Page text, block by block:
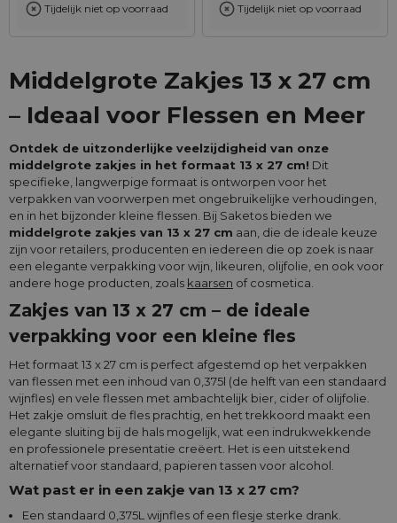
Tijdelijk niet op voorraad Tijdelijk niet op voorraad
Middelgrote Zakjes 13 x 27 cm
– Ideaal voor Flessen en Meer
Ontdek de uitzonderlijke veelzijdigheid van onze
middelgrote zakjes in het formaat 13 x 27 cm! Dit
specifieke, langwerpige formaat is ontworpen voor het
verpakken van voorwerpen met ongebruikelijke verhoudingen,
en in het bijzonder kleine flessen. Bij Saketos bieden we
middelgrote zakjes van 13 x 27 cm aan, die de ideale keuze
zijn voor retailers, producenten en iedereen die op zoek is naar
een elegante verpakking voor wijn, likeuren, olijfolie, en ook voor
andere hoge producten, zoals kaarsen of cosmetica.
Zakjes van 13 x 27 cm – de ideale
verpakking voor een kleine fles
Het formaat 13 x 27 cm is perfect afgestemd op het verpakken
van flessen met een inhoud van 0,375l (de helft van een standaard
wijnfles) en vele flessen met ambachtelijk bier, cider of olijfolie.
Het zakje omsluit de fles prachtig, en het trekkoord maakt een
elegante sluiting bij de hals mogelijk, wat een indrukwekkende
en professionele presentatie creëert. Het is een uitstekend
alternatief voor standaard, papieren tassen voor alcohol.
Wat past er in een zakje van 13 x 27 cm?
Een standaard 0,375L wijnfles of een flesje sterke drank.